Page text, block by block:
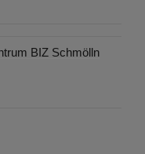
BIZ Schmölln